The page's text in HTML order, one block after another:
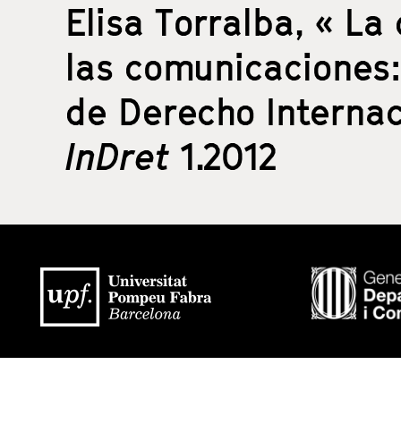
Elisa Torralba, « La
las
de Derecho
InDret 1.2012